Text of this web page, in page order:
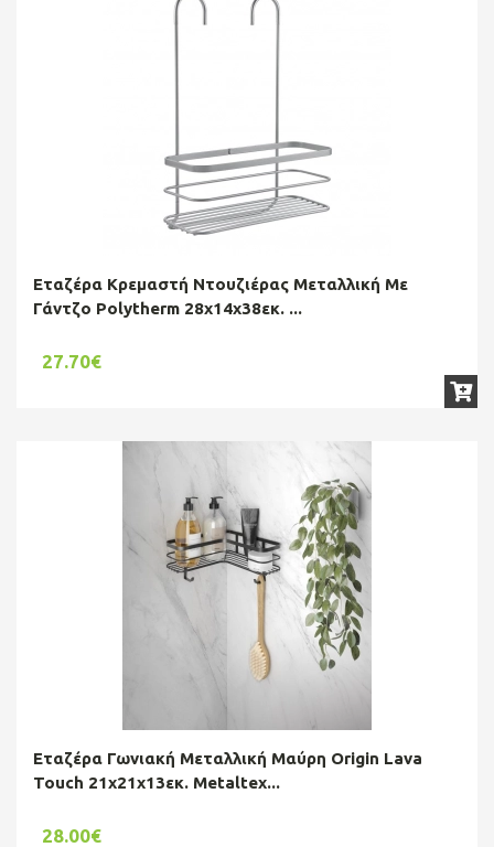
Εταζέρα Κρεμαστή Ντουζιέρας Μεταλλική Με
Γάντζο Polytherm 28x14x38εκ. ...
27.70€
Εταζέρα Γωνιακή Μεταλλική Μαύρη Origin Lava
Touch 21x21x13εκ. Metaltex...
28.00€